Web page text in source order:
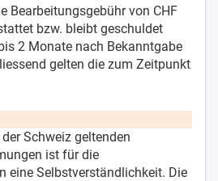
Bearbeitungsgebühr von CHF
bzw. bleibt geschuldet
2 Monate nach Bekanntgabe
gelten die zum Zeitpunkt
Schweiz geltenden
ist für die
eine Selbstverständlichkeit. Die